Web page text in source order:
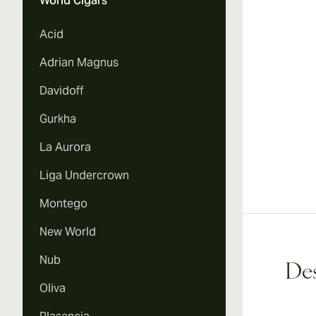
Acid
Adrian Magnus
Davidoff
Gurkha
La Aurora
Liga Undercrown
Montego
New World
Nub
Oliva